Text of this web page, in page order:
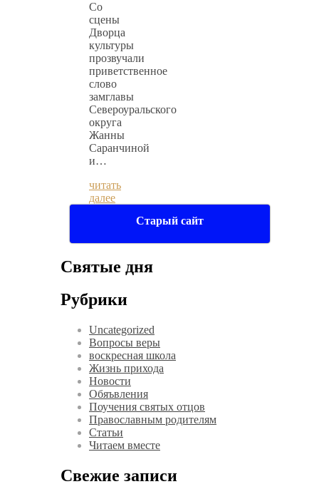
Со
сцены
Дворца
культуры
прозвучали
приветственное
слово
замглавы
Североуральского
округа
Жанны
Саранчиной
и…
читать
далее
Старый сайт
Святые дня
Рубрики
Uncategorized
Вопросы веры
воскресная школа
Жизнь прихода
Новости
Обяъвления
Поучения святых отцов
Православным родителям
Статьи
Читаем вместе
Свежие записи